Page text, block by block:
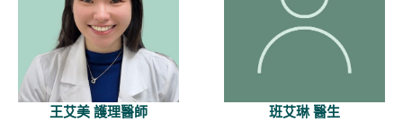
王艾美 護理醫師 班艾琳 醫生